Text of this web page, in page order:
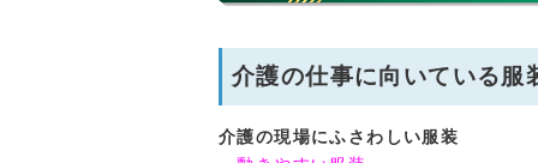
介護の仕事に向いている服
介護の現場にふさわしい服装